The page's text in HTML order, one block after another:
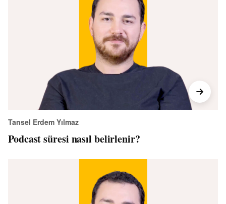
Tansel Erdem Yılmaz
Podcast süresi nasıl belirlenir?